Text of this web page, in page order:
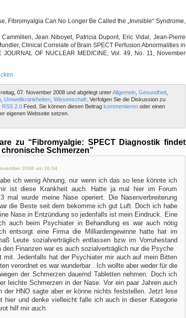
Fibromyalgia Can No Longer Be Called the „Invisible“ Syndrome,
Cammilleri, Jean Niboyet, Patricia Dupont, Eric Vidal, Jean-Pierre
Clinical Correlate of Brain SPECT Perfusion Abnormalities in
JOURNAL OF NUCLEAR MEDICINE, Vol. 49, No. 11, November
07. November 2008 und abgelegt unterAllgemein, Gesundheit,
, Umweltkrankheiten, Wissenschaft. Verfolgen Sie die Diskussion zu
RSS 2.0Feed. Sie können diesen Beitrag kommentierenoder einen
eigenen Webseite setzen.
zu “Fibromyalgie: SPECT Diagnostik findet
Schmerzen”
2008 um 16:04
ich wenig Ahnung, nur wenn ich das so lese könnte ich
ist diese Krankheit auch. Hatte ja mal hier im Forum
mal wurde meine Nase operiert. Die Nasenverbreiterung
die Beste seit dem bekomme ich gut Luft. Doch ich habe
Nase in Entzündung so jedenfalls ist mein Eindruck. Eine
auch beim Psychiater in Behandlung es war auch nötig
entsorgt eine Firma die Milliardengewinne hatte hat im
Leute sozialverträglich entlassen bzw im Vorruhestand
den Finanzen war es auch sozialverträglich nur die Psyche
mit. Jedenfalls hat der Psychiater mir auch auf mein Bitten
verordnet es war wunderbar . Ich wollte aber weder für die
der Schmerzen dauernd Tabletten nehmen. Doch ich
leichte Schmerzen in der Nase. Vor ein paar Jahren auch
der HNO sagte aber er könne nichts feststellen. Jetzt lese
hier und denke vielleicht falle ich auch in dieser Kategorie
hilf mir auch.